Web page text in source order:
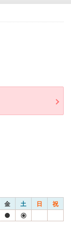
金 土 日 祝